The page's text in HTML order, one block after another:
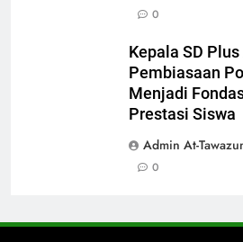
0
Kepala SD
Pembiasaan
Menjadi
Prestasi Siswa
Admin At-
0